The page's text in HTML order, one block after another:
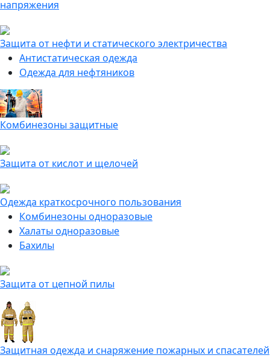
напряжения
Защита от нефти и статического электричества
Антистатическая одежда
Одежда для нефтяников
Комбинезоны защитные
Защита от кислот и щелочей
Одежда краткосрочного пользования
Комбинезоны одноразовые
Халаты одноразовые
Бахилы
Защита от цепной пилы
Защитная одежда и снаряжение пожарных и спасателей